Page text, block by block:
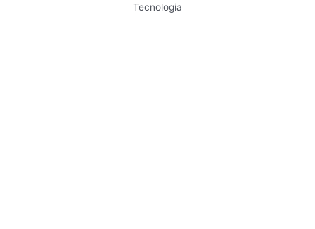
Tecnologia